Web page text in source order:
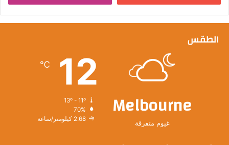
الطقس
Melbourne
غيوم متفرقة
12
℃
70%
2.68 كيلومتر/ساعة